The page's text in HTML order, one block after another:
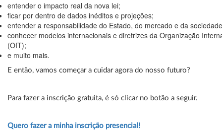
entender o impacto real da nova lei;
ficar por dentro de dados inéditos e projeções;
entender a responsabilidade do Estado, do mercado e da
conhecer modelos internacionais e diretrizes da Organização
(OIT);
e muito mais.
E então, vamos começar a cuidar agora do nosso futuro?
Para fazer a inscrição gratuita, é só clicar no botão a seguir.
Quero fazer a minha inscrição presencial!